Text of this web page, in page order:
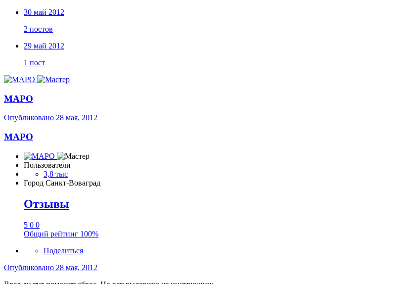
30 май 2012
2 постов
29 май 2012
1 пост
МАРО
Опубликовано 28 мая, 2012
МАРО
Пользователи
3,8 тыс
Город Санкт-Воваград
Отзывы
5 0 0
Общий рейтинг 100%
Поделиться
Опубликовано 28 мая, 2012